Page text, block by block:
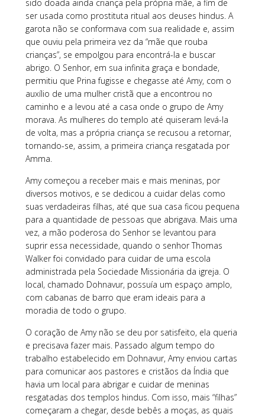
sido doada ainda criança pela própria mãe, a fim de
ser usada como prostituta ritual aos deuses hindus. A
garota não se conformava com sua realidade e, assim
que ouviu pela primeira vez da “mãe que rouba
crianças”, se empolgou para encontrá-la e buscar
abrigo. O Senhor, em sua infinita graça e bondade,
permitiu que Prina fugisse e chegasse até Amy, com o
auxílio de uma mulher cristã que a encontrou no
caminho e a levou até a casa onde o grupo de Amy
morava. As mulheres do templo até quiseram levá-la
de volta, mas a própria criança se recusou a retornar,
tornando-se, assim, a primeira criança resgatada por
Amma.
Amy começou a receber mais e mais meninas, por
diversos motivos, e se dedicou a cuidar delas como
suas verdadeiras filhas, até que sua casa ficou pequena
para a quantidade de pessoas que abrigava. Mais uma
vez, a mão poderosa do Senhor se levantou para
suprir essa necessidade, quando o senhor Thomas
Walker foi convidado para cuidar de uma escola
administrada pela Sociedade Missionária da igreja. O
local, chamado Dohnavur, possuía um espaço amplo,
com cabanas de barro que eram ideais para a
moradia de todo o grupo.
O coração de Amy não se deu por satisfeito, ela queria
e precisava fazer mais. Passado algum tempo do
trabalho estabelecido em Dohnavur, Amy enviou cartas
para comunicar aos pastores e cristãos da Índia que
havia um local para abrigar e cuidar de meninas
resgatadas dos templos hindus. Com isso, mais “filhas”
começaram a chegar, desde bebês a moças, as quais